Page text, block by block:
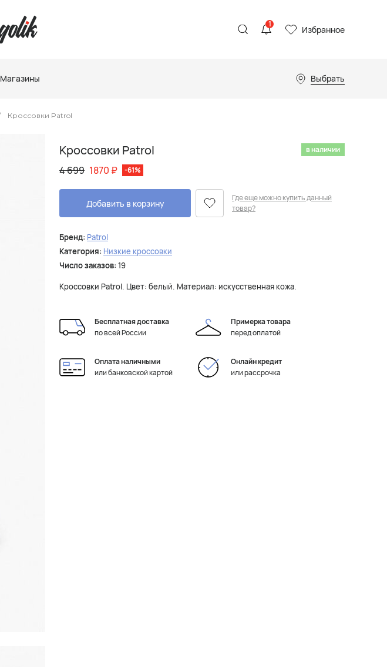
1 Избранное
Магазины Выбрать
Кроссовки Patrol
Кроссовки Patrol в наличии
4 699 1870 ₽ -61%
Добавить в корзину
Где еще можно купить данный
товар?
Бренд: Patrol
Категория: Низкие кроссовки
Число заказов: 19
Кроссовки Patrol. Цвет: белый. Материал: искусственная кожа.
Бесплатная доставка
по всей России
Примерка товара
перед оплатой
Оплата наличными
или банковской картой
Онлайн кредит
или рассрочка